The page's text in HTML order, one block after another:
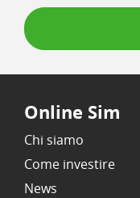
Online Sim
Chi siamo
Come investire
News